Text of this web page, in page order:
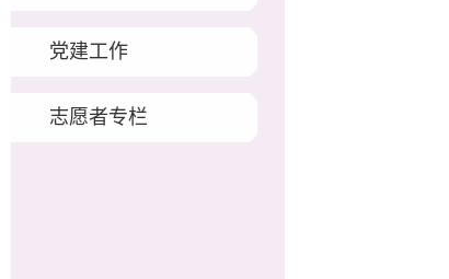
党建工作
志愿者专栏